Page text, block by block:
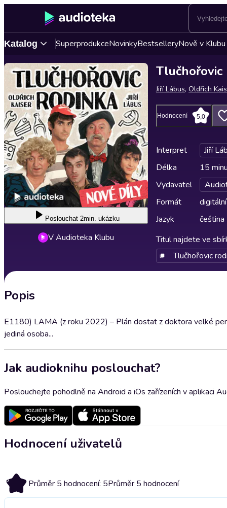
Katalog SuperprodukceNovinkyBestselleryNově v Klubu
Poslouchat 2min. ukázku
V Audioteka Klubu
Tlučhořovic
Jiří Lábus, Oldřich
Hodnocení 5,0
Interpret
Jiří
Délka
15
Vydavatel
Formát
digitální
Jazyk
čeština
Titul najdete ve
Tlučhořovic
Popis
E1180) LAMA (z roku 2022) – Plán dostat z doktora velké
jediná osoba...
Jak audioknihu poslouchat?
Poslouchejte pohodlně na Android a iOs zařízeních v aplikaci
Hodnocení uživatelů
5 Průměr 5 hodnocení: 5Průměr 5 hodnocení